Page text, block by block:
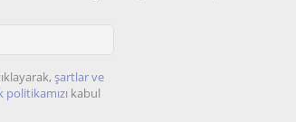
şartlar ve
politikamızı kabul